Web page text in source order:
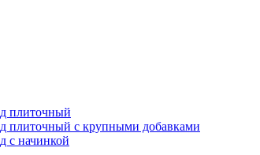
плиточный
плиточный с крупными добавками
с начинкой